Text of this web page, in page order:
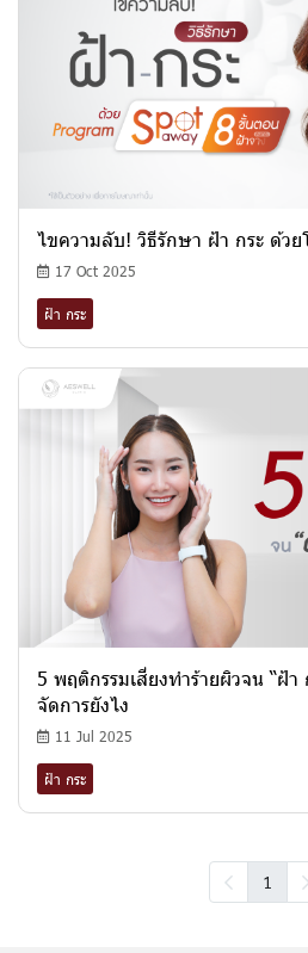
ไขความลับ! วิธีรักษา ฝ้า กระ ด้วย
17 Oct 2025
ฝ้า กระ
5 พฤติกรรมเสี่ยงทำร้ายผิวจน “ฝ้
จัดการยังไง
11 Jul 2025
ฝ้า กระ
1